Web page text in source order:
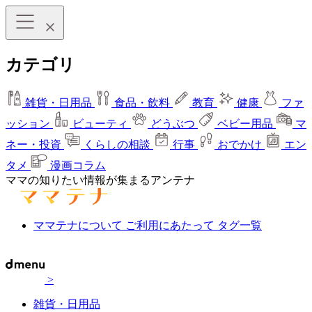
カテゴリ
雑貨・日用品 食品・飲料 教育 健康
ファ
ッション
ビューティ どうぶつ ベビー用品
マ
ネー・投資
くらしの相談 行事 おでかけ
エン
タメ
漫画コラム
ママの知りたい情報が集まるアンテナ
ママテナについて ご利用にあたって タグ一覧
>
雑貨・日用品